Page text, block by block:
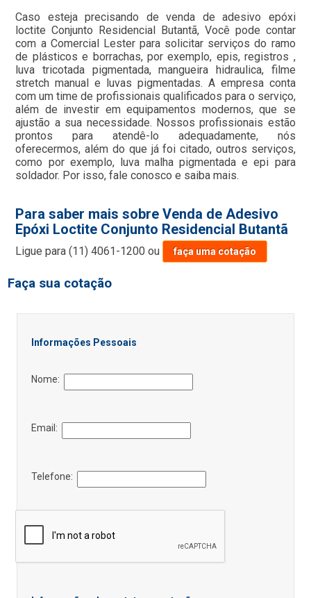
Caso esteja precisando de venda de adesivo epóxi
loctite Conjunto Residencial Butantã, Você pode contar
com a Comercial Lester para solicitar serviços do ramo
de plásticos e borrachas, por exemplo, epis, registros ,
luva tricotada pigmentada, mangueira hidraulica, filme
stretch manual e luvas pigmentadas. A empresa conta
com um time de profissionais qualificados para o serviço,
além de investir em equipamentos modernos, que se
ajustão a sua necessidade. Nossos profissionais estão
prontos para atendê-lo adequadamente, nós
oferecermos, além do que já foi citado, outros serviços,
como por exemplo, luva malha pigmentada e epi para
soldador. Por isso, fale conosco e saiba mais.
Para saber mais sobre Venda de Adesivo
Epóxi Loctite Conjunto Residencial Butantã
Ligue para(11) 4061-1200 ou faça uma cotação
Faça sua cotação
Informações Pessoais
Nome:
Email:
Telefone: